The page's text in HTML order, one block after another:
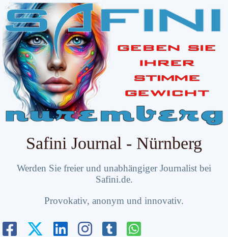
Safini Journal - Nürnberg
Werden Sie freier und unabhängiger Journalist bei
Safini.de.
Provokativ, anonym und innovativ.